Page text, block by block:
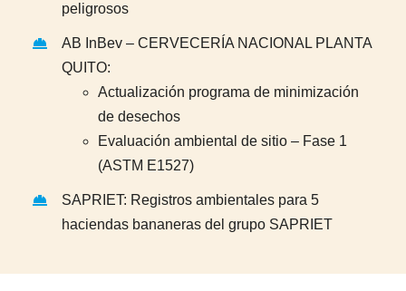
peligrosos
AB InBev – CERVECERÍA NACIONAL PLANTA
QUITO:
Actualización programa de minimización
de desechos
Evaluación ambiental de sitio – Fase 1
(ASTM E1527)
SAPRIET: Registros ambientales para 5
haciendas bananeras del grupo SAPRIET